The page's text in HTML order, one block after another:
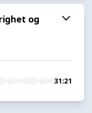
og
31:21